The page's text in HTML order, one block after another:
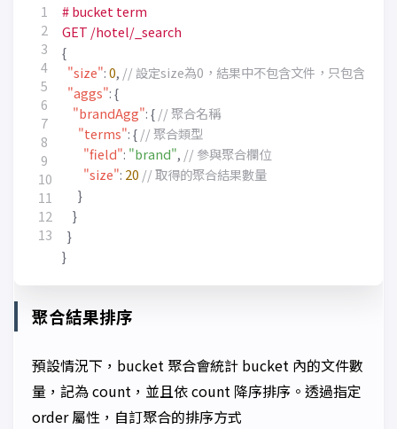
4
7
#bucket term
GET /hotel/_search
{
"size": 0,
"aggs": {
"brandAgg": {
"terms": {
"field": "brand",
"size": 20
}
}
}
}
聚合結果排序
預設情況下，bucket 聚合會統計 bucket 內的文件數
量，記為 count，並且依 count 降序排序。透過指定
order 屬性，自訂聚合的排序方式